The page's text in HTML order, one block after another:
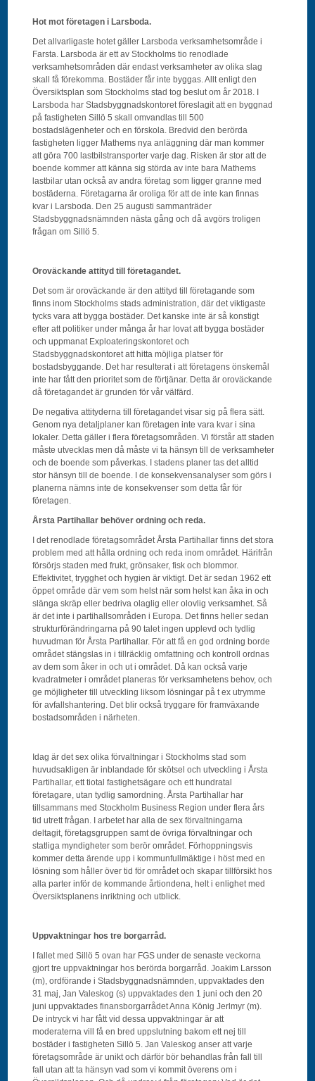
Hot mot företagen i Larsboda.
Det allvarligaste hotet gäller Larsboda verksamhetsområde i
Farsta. Larsboda är ett av Stockholms tio renodlade
verksamhetsområden där endast verksamheter av olika slag
skall få förekomma. Bostäder får inte byggas. Allt enligt den
Översiktsplan som Stockholms stad tog beslut om år 2018. I
Larsboda har Stadsbyggnadskontoret föreslagit att en byggnad
på fastigheten Sillö 5 skall omvandlas till 500
bostadslägenheter och en förskola. Bredvid den berörda
fastigheten ligger Mathems nya anläggning där man kommer
att göra 700 lastbilstransporter varje dag. Risken är stor att de
boende kommer att känna sig störda av inte bara Mathems
lastbilar utan också av andra företag som ligger granne med
bostäderna. Företagarna är oroliga för att de inte kan finnas
kvar i Larsboda. Den 25 augusti sammanträder
Stadsbyggnadsnämnden nästa gång och då avgörs troligen
frågan om Sillö 5.
Oroväckande attityd till företagandet.
Det som är oroväckande är den attityd till företagande som
finns inom Stockholms stads administration, där det viktigaste
tycks vara att bygga bostäder. Det kanske inte är så konstigt
efter att politiker under många år har lovat att bygga bostäder
och uppmanat Exploateringskontoret och
Stadsbyggnadskontoret att hitta möjliga platser för
bostadsbyggande. Det har resulterat i att företagens önskemål
inte har fått den prioritet som de förtjänar. Detta är oroväckande
då företagandet är grunden för vår välfärd.
De negativa attityderna till företagandet visar sig på flera sätt.
Genom nya detaljplaner kan företagen inte vara kvar i sina
lokaler. Detta gäller i flera företagsområden. Vi förstår att staden
måste utvecklas men då måste vi ta hänsyn till de verksamheter
och de boende som påverkas. I stadens planer tas det alltid
stor hänsyn till de boende. I de konsekvensanalyser som görs i
planerna nämns inte de konsekvenser som detta får för
företagen.
Årsta Partihallar behöver ordning och reda.
I det renodlade företagsområdet Årsta Partihallar finns det stora
problem med att hålla ordning och reda inom området. Härifrån
försörjs staden med frukt, grönsaker, fisk och blommor.
Effektivitet, trygghet och hygien är viktigt. Det är sedan 1962 ett
öppet område där vem som helst när som helst kan åka in och
slänga skräp eller bedriva olaglig eller olovlig verksamhet. Så
är det inte i partihallsområden i Europa. Det finns heller sedan
strukturförändringarna på 90 talet ingen upplevd och tydlig
huvudman för Årsta Partihallar. För att få en god ordning borde
området stängslas in i tillräcklig omfattning och kontroll ordnas
av dem som åker in och ut i området. Då kan också varje
kvadratmeter i området planeras för verksamhetens behov, och
ge möjligheter till utveckling liksom lösningar på t ex utrymme
för avfallshantering. Det blir också tryggare för framväxande
bostadsområden i närheten.
Idag är det sex olika förvaltningar i Stockholms stad som
huvudsakligen är inblandade för skötsel och utveckling i Årsta
Partihallar, ett tiotal fastighetsägare och ett hundratal
företagare, utan tydlig samordning. Årsta Partihallar har
tillsammans med Stockholm Business Region under flera års
tid utrett frågan. I arbetet har alla de sex förvaltningarna
deltagit, företagsgruppen samt de övriga förvaltningar och
statliga myndigheter som berör området. Förhoppningsvis
kommer detta ärende upp i kommunfullmäktige i höst med en
lösning som håller över tid för området och skapar tillförsikt hos
alla parter inför de kommande årtiondena, helt i enlighet med
Översiktsplanens inriktning och utblick.
Uppvaktningar hos tre borgarråd.
I fallet med Sillö 5 ovan har FGS under de senaste veckorna
gjort tre uppvaktningar hos berörda borgarråd. Joakim Larsson
(m), ordförande i Stadsbyggnadsnämnden, uppvaktades den
31 maj, Jan Valeskog (s) uppvaktades den 1 juni och den 20
juni uppvaktades finansborgarrådet Anna König Jerlmyr (m).
De intryck vi har fått vid dessa uppvaktningar är att
moderaterna vill få en bred uppslutning bakom ett nej till
bostäder i fastigheten Sillö 5. Jan Valeskog anser att varje
företagsområde är unikt och därför bör behandlas från fall till
fall utan att ta hänsyn vad som vi kommit överens om i